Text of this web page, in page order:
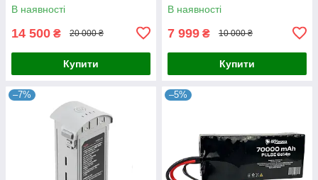
3
В наявності
14 500 ₴ 20 000 ₴
Купити
В наявності
7 999 ₴ 10 000 ₴
Купити
–7% –5%